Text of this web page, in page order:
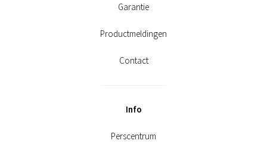
Garantie
Productmeldingen
Contact
Info
Perscentrum